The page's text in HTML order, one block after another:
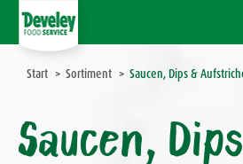
Sie befinden sich hier:
Start Sortiment Saucen, Dips &
Saucen,